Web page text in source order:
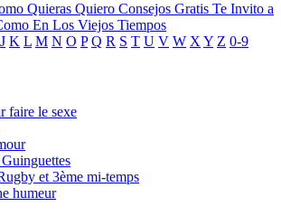
Quieras Quiero Consejos Gratis Te Invito a
En Los Viejos Tiempos
J K L M N O P Q R S T U V W X Y Z 0-9
faire le sexe
et 3ème mi-temps
humeur